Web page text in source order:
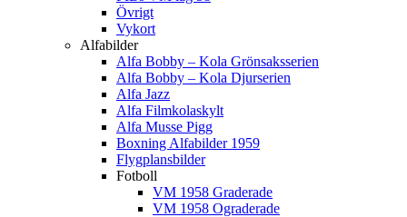
Övrigt
Vykort
Alfabilder
Alfa Bobby – Kola Grönsaksserien
Alfa Bobby – Kola Djurserien
Alfa Jazz
Alfa Filmkolaskylt
Alfa Musse Pigg
Boxning Alfabilder 1959
Flygplansbilder
Fotboll
VM 1958 Graderade
VM 1958 Ograderade